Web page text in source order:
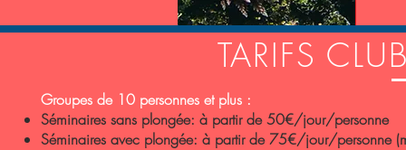
TARIFS
Groupes de 10 personnes et plus :
Séminaires sans plongée: à partir de 50€/jour/personne
Séminaires avec plongée: à partir de 75€/jour/personne